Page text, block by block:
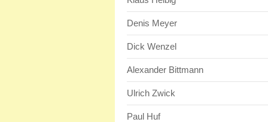
Denis Meyer
Dick Wenzel
Alexander Bittmann
Ulrich Zwick
Paul Huf